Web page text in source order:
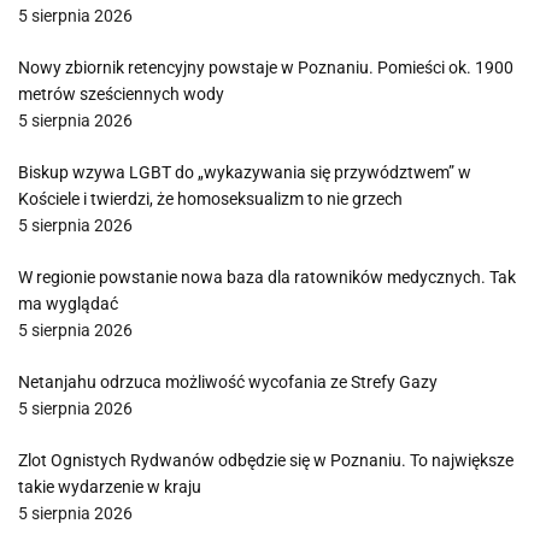
5 sierpnia 2026
Nowy zbiornik retencyjny powstaje w Poznaniu. Pomieści ok. 1900
metrów sześciennych wody
5 sierpnia 2026
Biskup wzywa LGBT do „wykazywania się przywództwem” w
Kościele i twierdzi, że homoseksualizm to nie grzech
5 sierpnia 2026
W regionie powstanie nowa baza dla ratowników medycznych. Tak
ma wyglądać
5 sierpnia 2026
Netanjahu odrzuca możliwość wycofania ze Strefy Gazy
5 sierpnia 2026
Zlot Ognistych Rydwanów odbędzie się w Poznaniu. To największe
takie wydarzenie w kraju
5 sierpnia 2026